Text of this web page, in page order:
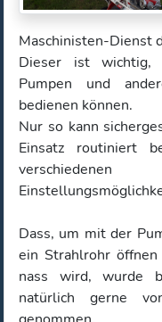
Maschinisten-Dienst
Dieser ist wichtig,
Pumpen und
bedienen können.
Nur so kann
Einsatz routiniert
Dass, um mit der
ein Strahlrohr
nass wird, wurde
natürlich gerne